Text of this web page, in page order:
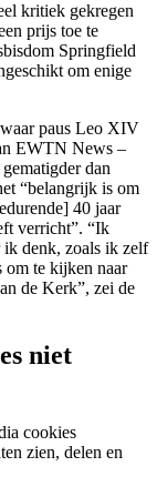
kritiek gekregen
prijs toe te
Springfield
om enige
paus Leo XIV
EWTN News –
dan
“belangrijk is om
40 jaar
verricht”. “Ik
ik denk, zoals ik zelf
om te kijken naar
de Kerk”, zei de
niet
cookies
zien, delen en